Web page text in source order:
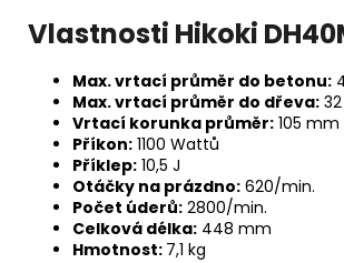
Vlastnosti Hikoki
Max. vrtací průměr do betonu:
Max. vrtací průměr do dřeva:
Vrtací korunka průměr: 105 mm
Příkon: 1100 Wattů
Příklep: 10,5 J
Otáčky na prázdno: 620/min.
Počet úderů: 2800/min.
Celková délka: 448 mm
Hmotnost: 7,1 kg
999
Kč